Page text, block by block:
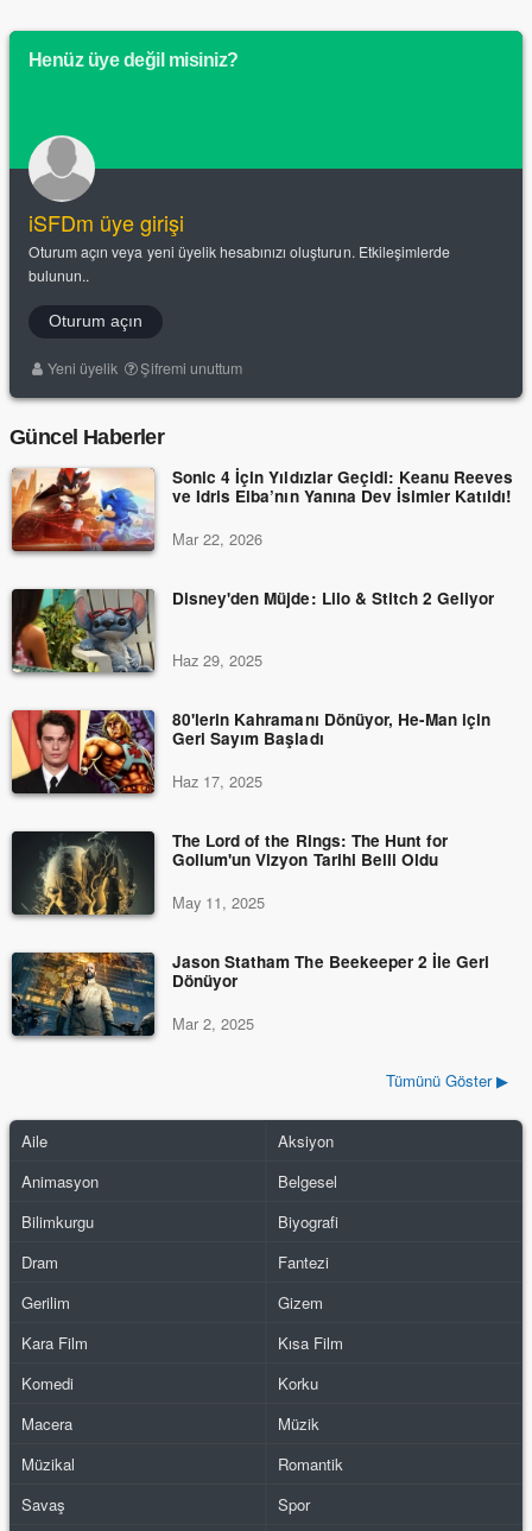
Henüz üye değil misiniz?
iSFDm üye girişi
Oturum açın veya yeni üyelik hesabınızı oluşturun. Etkileşimlerde
bulunun..
Oturum açın
Yeni üyelik Şifremi unuttum
Güncel Haberler
Sonic 4 İçin Yıldızlar Geçidi: Keanu Reeves
ve Idris Elba’nın Yanına Dev İsimler Katıldı!
Mar 22, 2026
Disney'den Müjde: Lilo & Stitch 2 Geliyor
Haz 29, 2025
80'lerin Kahramanı Dönüyor, He-Man için
Geri Sayım Başladı
Haz 17, 2025
The Lord of the Rings: The Hunt for
Gollum'un Vizyon Tarihi Belli Oldu
May 11, 2025
Jason Statham The Beekeeper 2 İle Geri
Dönüyor
Mar 2, 2025
Tümünü Göster ▶
Aile
Aksiyon
Animasyon
Belgesel
Bilimkurgu
Biyografi
Dram
Fantezi
Gerilim
Gizem
Kara Film
Kısa Film
Komedi
Korku
Macera
Müzik
Müzikal
Romantik
Savaş
Spor